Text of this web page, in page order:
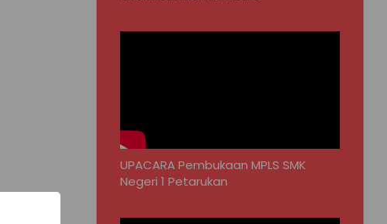
UPACARA Pembukaan MPLS SMK
Negeri 1 Petarukan